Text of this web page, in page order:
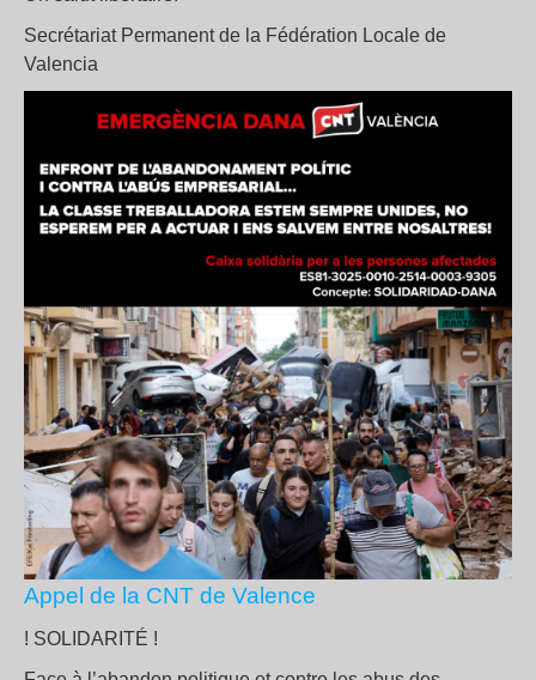
Secrétariat Permanent de la Fédération Locale de
Valencia
Appel de la CNT de Valence
!️ SOLIDARITÉ !️